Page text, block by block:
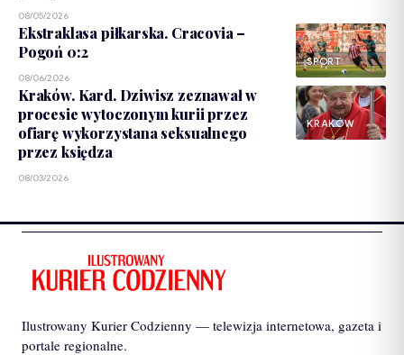
08/05/2026
SPORT
Ekstraklasa piłkarska. Cracovia –
Pogoń 0:2
08/06/2026
KRAKÓW
Kraków. Kard. Dziwisz zeznawał w
procesie wytoczonym kurii przez
ofiarę wykorzystana seksualnego
przez księdza
08/03/2026
Ilustrowany Kurier Codzienny — telewizja internetowa, gazeta i
portale regionalne.